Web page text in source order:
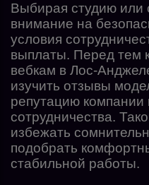
Выбирая студию или
внимание на
условия
выплаты. Перед тем
вебкам в Лос-
изучить отзывы
репутацию компании
сотрудничества.
избежать
подобрать
стабильной работы.